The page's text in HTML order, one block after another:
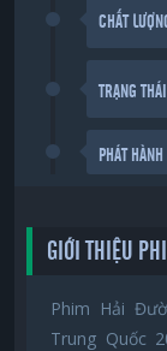
CHẤT
TRẠNG THÁI
PHÁT HÀNH
GIỚI THIỆU
Phim Hải
Trung Quốc